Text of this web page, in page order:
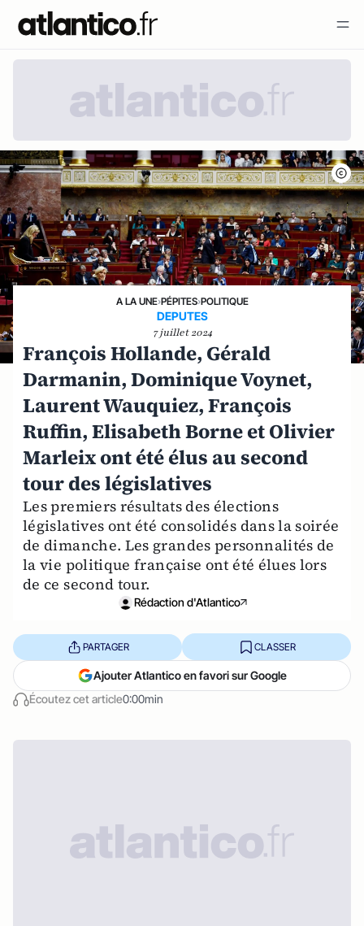
A LA UNE›PÉPITES›POLITIQUE
DEPUTES
7 juillet 2024
François Hollande, Gérald
Darmanin, Dominique Voynet,
Laurent Wauquiez, François
Ruffin, Elisabeth Borne et Olivier
Marleix ont été élus au second
tour des législatives
Les premiers résultats des élections
législatives ont été consolidés dans la soirée
de dimanche. Les grandes personnalités de
la vie politique française ont été élues lors
de ce second tour.
Rédaction d'Atlantico
Écoutez cet article0:00min
PARTAGER CLASSER
Ajouter Atlantico en favori sur Google